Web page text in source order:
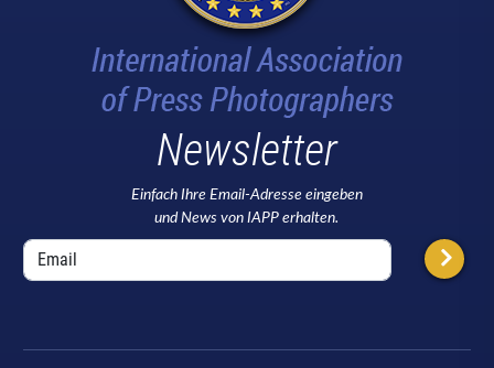
Newsletter
Einfach Ihre Email-Adresse eingeben
und News von IAPP erhalten.